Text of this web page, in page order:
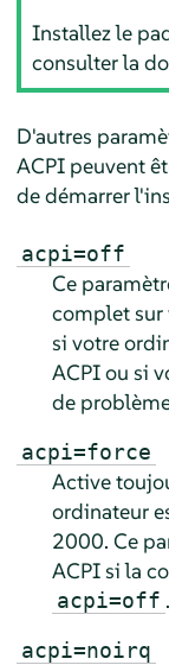
Installez le
consulter la
D'autres
ACPI peuvent
de démarrer
acpi=off
Ce
complet sur
si votre
ACPI ou si
de
acpi=force
Active
ordinateur
2000. Ce
ACPI si la
acpi=off .
acpi=noirq